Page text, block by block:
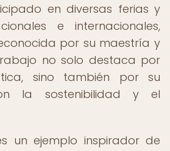
en diversas ferias y
e internacionales,
por su maestría y
no solo destaca por
sino también por su
la sostenibilidad y el
un ejemplo inspirador de